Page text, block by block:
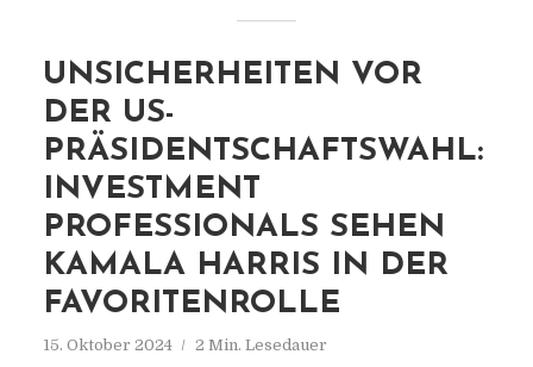
UNSICHERHEITEN VOR
DER US-
PRÄSIDENTSCHAFTSWAHL:
INVESTMENT
PROFESSIONALS SEHEN
KAMALA HARRIS IN DER
FAVORITENROLLE
15. Oktober 2024 2 Min. Lesedauer